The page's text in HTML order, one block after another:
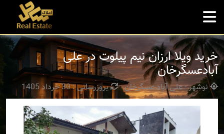
خرید ویلا ارزان نیم پیلوت در علی
آبادعسگرخان
نوشهر - علی آباد عسگرخان بروزرسانی : 30 خرداد 1405